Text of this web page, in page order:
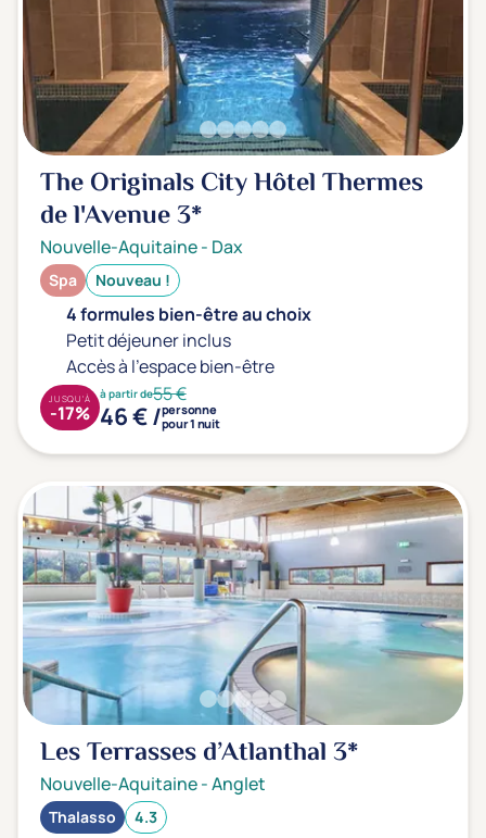
The Originals City Hôtel Thermes
de l'Avenue3*
Nouvelle-Aquitaine- Dax
Spa Nouveau !
4 formules bien-être au choix
Petit déjeuner inclus
Accès à l'espace bien-être
à partir de55 €
46 € /personne
pour 1 nuit
JUSQU'À
-17%
Les Terrasses d’Atlanthal 3*
Nouvelle-Aquitaine-Anglet
Thalasso 4.3